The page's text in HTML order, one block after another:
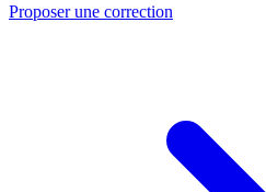
Proposer une correction